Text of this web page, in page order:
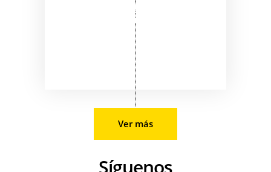
Ver más
Síguenos